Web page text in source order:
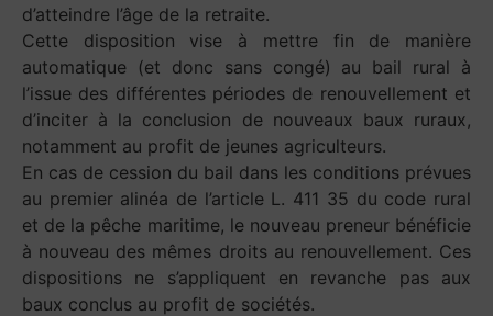
d’atteindre l’âge de la retraite.
Cette disposition vise à mettre fin de manière
automatique (et donc sans congé) au bail rural à
l’issue des différentes périodes de renouvellement et
d’inciter à la conclusion de nouveaux baux ruraux,
notamment au profit de jeunes agriculteurs.
En cas de cession du bail dans les conditions prévues
au premier alinéa de l’article L. 411 35 du code rural
et de la pêche maritime, le nouveau preneur bénéficie
à nouveau des mêmes droits au renouvellement. Ces
dispositions ne s’appliquent en revanche pas aux
baux conclus au profit de sociétés.